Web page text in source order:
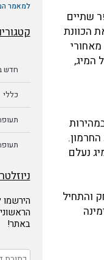
לעברם. מספר שתיים
את הכוונת
מטרים. הרקיטות נפלו מאחורי
המיג,
נעלם
והתחיל
למאמר
חדש
כללי
הירשמו
באתר!